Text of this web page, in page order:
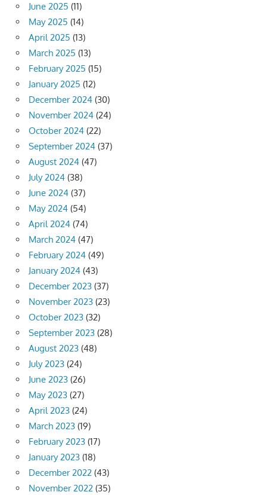
June 2025 (11)
May 2025 (14)
April 2025 (13)
March 2025 (13)
February 2025 (15)
January 2025 (12)
December 2024 (30)
November 2024 (24)
October 2024 (22)
September 2024 (37)
August 2024 (47)
July 2024 (38)
June 2024 (37)
May 2024 (54)
April 2024 (74)
March 2024 (47)
February 2024 (49)
January 2024 (43)
December 2023 (37)
November 2023 (23)
October 2023 (32)
September 2023 (28)
August 2023 (48)
July 2023 (24)
June 2023 (26)
May 2023 (27)
April 2023 (24)
March 2023 (19)
February 2023 (17)
January 2023 (18)
December 2022 (43)
November 2022 (35)